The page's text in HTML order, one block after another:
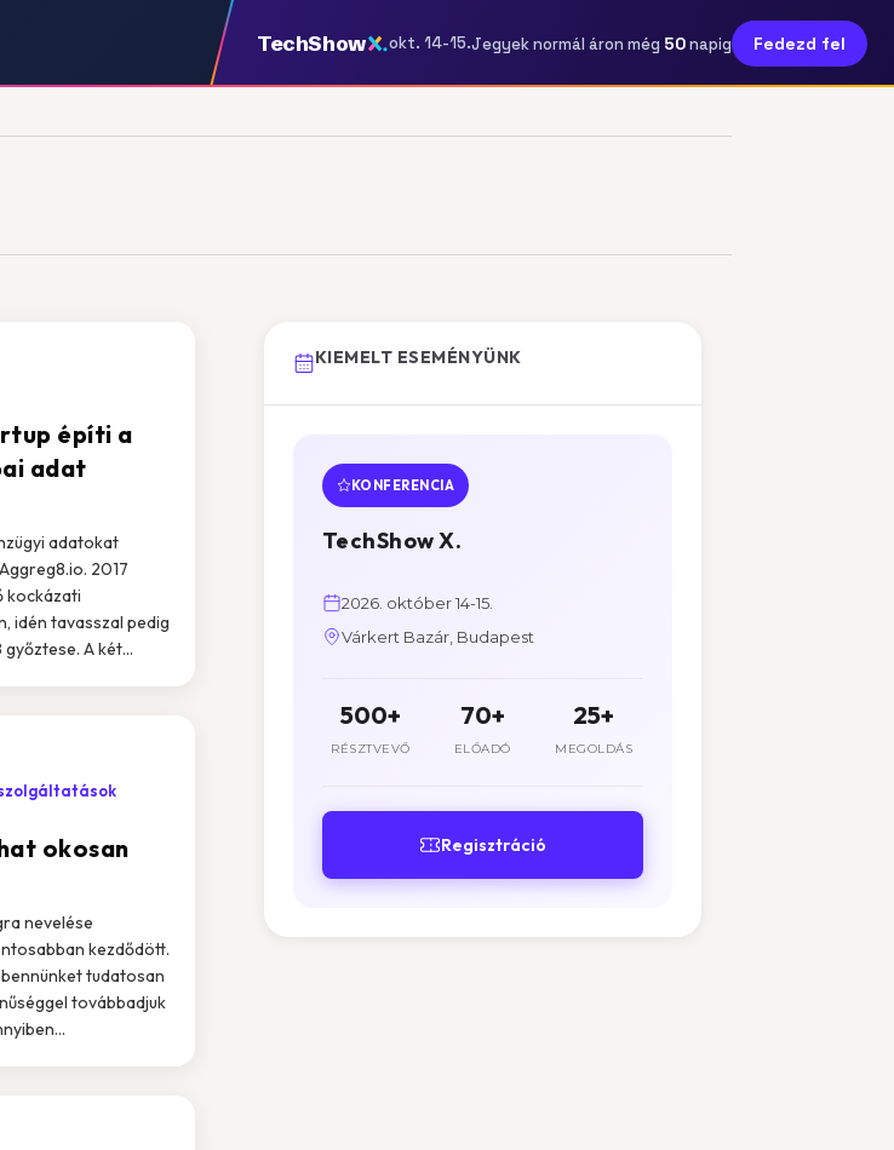
TechShow okt. 14-15.Jegyek normál áron még 50napig Fedezd fel
építi a
adat
adatokat
2017
kockázati
idén tavasszal pedig
A két...
okosan
nevelése
kezdődött.
tudatosan
továbbadjuk
KIEMELT ESEMÉNYÜNK
KONFERENCIA
TechShow X.
2026. október 14-15.
Várkert Bazár, Budapest
500+
RÉSZTVEVŐ
70+
ELŐADÓ
25+
MEGOLDÁS
Regisztráció